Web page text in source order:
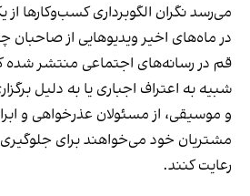
می‌رسد نگران الگوبرداری کسب‌وکارها از
در ماه‌های اخیر ویدیوهایی از صاحبان
قم در رسانه‌های اجتماعی منتشر شده
شبیه به اعتراف اجباری یا به دلیل
و موسیقی، از مسئولان عذرخواهی و
مشتریان خود می‌خواهند برای
رعایت کنند.